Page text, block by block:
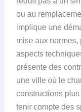
ou au
implique une
mise aux normes,
aspects
présente des
une ville où le
constructions
tenir compte des